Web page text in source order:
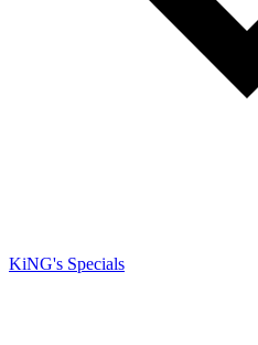
KiNG's Specials